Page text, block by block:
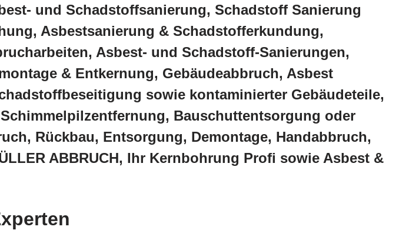
und Schadstoffsanierung, Schadstoff Sanierung
Asbestsanierung & Schadstofferkundung,
Asbest- und Schadstoff-Sanierungen,
& Entkernung, Gebäudeabbruch, Asbest
sowie kontaminierter Gebäudeteile,
Bauschuttentsorgung oder
Rückbau, Entsorgung, Demontage, Handabbruch,
ABBRUCH, Ihr Kernbohrung Profi sowie Asbest &